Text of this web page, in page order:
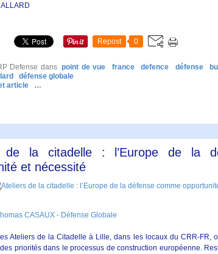
Repost 0
Defense dans point de vue france defence défense
défense globale
article
…
de la citadelle : l’Europe de la
et nécessité
CASAUX - Défense Globale
Ateliers de la Citadelle à Lille, dans les locaux du CRR-FR,
priorités dans le processus de construction européenne.